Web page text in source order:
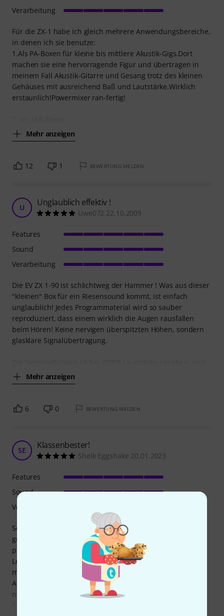
Für die ZX-1 habe ich gleich mehrere Anwendungsbereiche,
in denen ich sie benutze:
1.Als PA-Boxen für kleine bis mittlere Akustik-Gigs.Dort
machen sie eine hervorragende Figur und übertragen in
meinem Fall Akustik-Gitarre und Gesang trotz des kleinen
Gehäuses mit ausreichend Baß und Lautstärke.Wirklich
erstaunlich!Powermixer ran-fertig!
Mehr anzeigen
Verarbeitung
12 1 BEWERTUNG MELDEN
U Unglaublich effektiv !
Uwe072 22.10.2009
Die EV ZX 1-90 ist schlichtweg der Hammer ! Was aus dieser
"kleinen" Box für ein Riesensound kommt, ist einfach
unglaublich! Jedes Programmaterial wird so sauber
reproduziert, dass einem wirklich die Augen rausfallen
beim Hören! Keine nervigen überspitzten Höhen, sondern
glasklare Signalübertragung.
Mehr anzeigen
Features
Sound
Verarbeitung
6 0 BEWERTUNG MELDEN
SE Klassenbester!
Sheik Eggshake 20.01.2023
Sehr gute Box, wasserabweisend, stabil, LAUT und sehr
guter, ausgewogener Klang, definierte Abstrahlung. Ein
professionelles Produkt und jeden einzelnen Cent wert.
Leider hat das Frontgitter Resonanzen, schnippt man mal
mit dem Finger dagegen kann man das deutlich hören.
Auch das Gehäuse klingt beim Gegenklopfen merkwürdig
nach Plastikdose.
Features
Sound
Verarbeitung